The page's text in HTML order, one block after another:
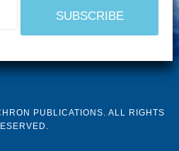
PUBLICATIONS. ALL RIGHTS